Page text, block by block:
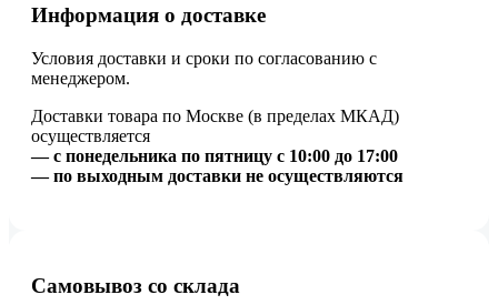
Информация о доставке
Условия доставки и сроки по согласованию с
менеджером.
Доставки товара по Москве (в пределах МКАД)
осуществляется
— с понедельника по пятницу с 10:00 до 17:00
— по выходным доставки не осуществляются
Самовывоз со склада